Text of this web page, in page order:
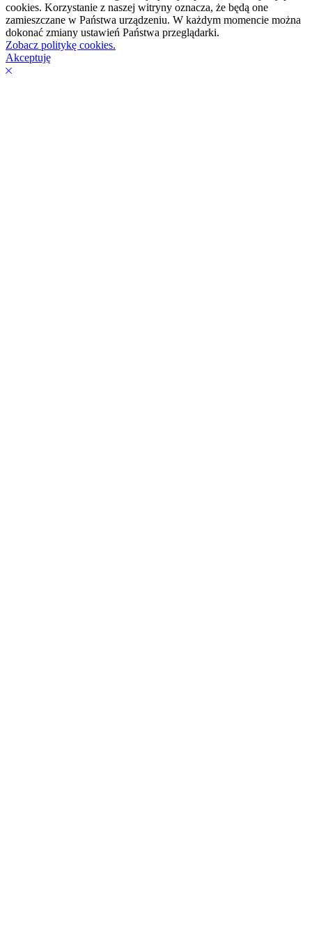
cookies. Korzystanie z naszej witryny oznacza, że będą one
zamieszczane w Państwa urządzeniu. W każdym momencie można
dokonać zmiany ustawień Państwa przeglądarki.
Zobacz politykę cookies.
Akceptuję